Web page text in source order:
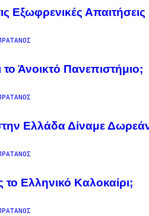
Εξωφρενικές
το Άνοικτό Πανεπιστήμιο;
Ελλάδα Δίναμε
Ελληνικό Καλοκαίρι;